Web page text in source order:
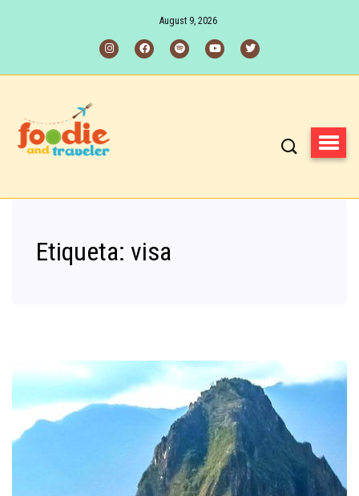
August 9, 2026
Etiqueta: visa